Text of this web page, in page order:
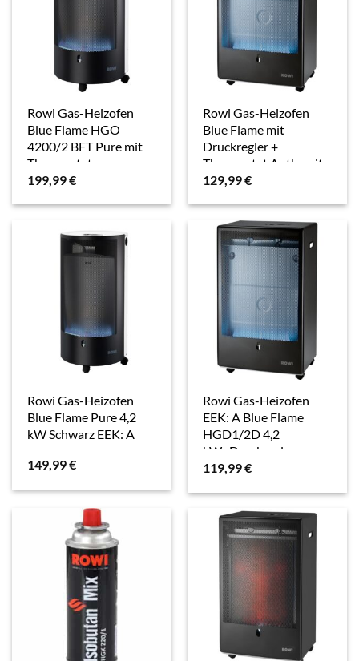
Rowi Gas-Heizofen
Blue Flame HGO
4200/2 BFT Pure mit
Thermostat
199,99€
Rowi Gas-Heizofen
Blue Flame mit
Druckregler +
Thermostat Anthrazit
4,2 kW EEK:A
129,99€
Rowi Gas-Heizofen
Blue Flame Pure 4,2
kW Schwarz EEK: A
149,99€
Rowi Gas-Heizofen
EEK: A Blue Flame
HGD1/2D 4,2
kW+Druckregler
Schwarz
119,99€